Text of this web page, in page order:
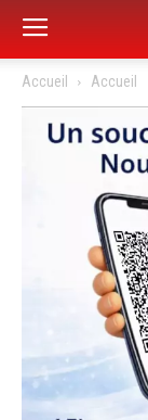
Accueil Accueil